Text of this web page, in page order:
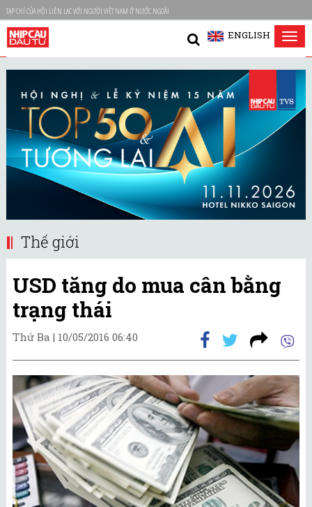
TẠP CHÍ CỦA HỘI LIÊN LẠC VỚI NGƯỜI VIỆT NAM Ở NƯỚC NGOÀI
ENGLISH
Thế giới
USD tăng do mua cân bằng
trạng thái
Thứ Ba | 10/05/2016 06:40